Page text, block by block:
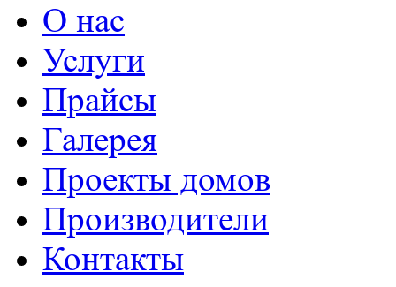
О нас
Услуги
Прайсы
Галерея
Проекты домов
Производители
Контакты